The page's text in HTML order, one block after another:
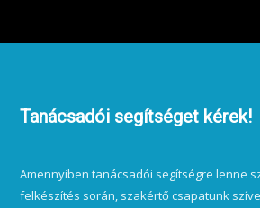
Tanácsadói segítséget kérek!
Amennyiben tanácsadói segítségre lenne
felkészítés során, szakértő csapatunk